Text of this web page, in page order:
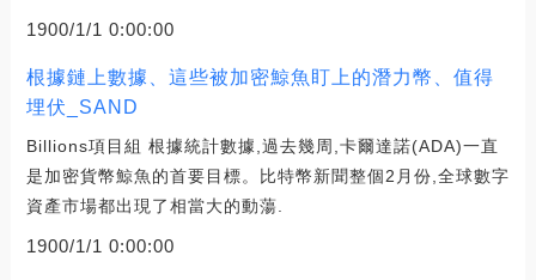
1900/1/1 0:00:00
根據鏈上數據、這些被加密鯨魚盯上的潛力幣、值得
埋伏_SAND
Billions項目組 根據統計數據,過去幾周,卡爾達諾(ADA)一直
是加密貨幣鯨魚的首要目標。比特幣新聞整個2月份,全球數字
資產市場都出現了相當大的動蕩.
1900/1/1 0:00:00